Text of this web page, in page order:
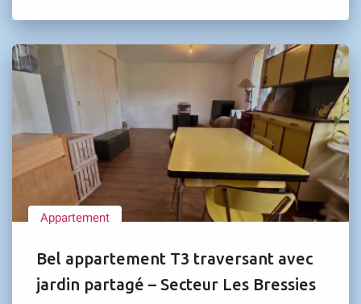
Appartement
Bel appartement T3 traversant avec
jardin partagé – Secteur Les Bressies